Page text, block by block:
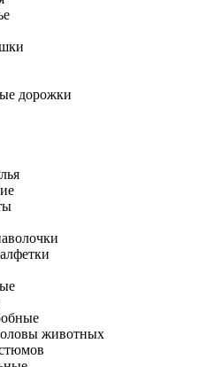
дорожки
животных